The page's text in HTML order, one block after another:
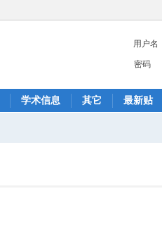
用户名
密码
学术信息 其它 最新贴